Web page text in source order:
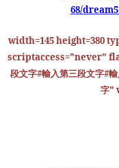
68/
width=145 height=380
scriptaccess="never"
段文字#輸入第三段文字#
字"